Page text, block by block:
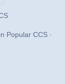
Popular CCS ·